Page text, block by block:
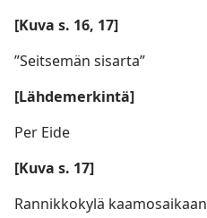
[Kuva s. 16, 17]
”Seitsemän sisarta”
[Lähdemerkintä]
Per Eide
[Kuva s. 17]
Rannikkokylä kaamosaikaan